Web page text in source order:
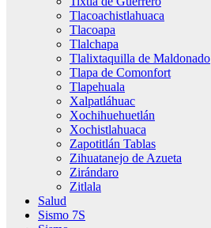
Tlacoachistlahuaca
Tlacoapa
Tlalchapa
Tlalixtaquilla de Maldonado
Tlapa de Comonfort
Tlapehuala
Xalpatláhuac
Xochihuehuetlán
Xochistlahuaca
Zapotitlán Tablas
Zihuatanejo de Azueta
Zirándaro
Zitlala
Salud
Sismo 7S